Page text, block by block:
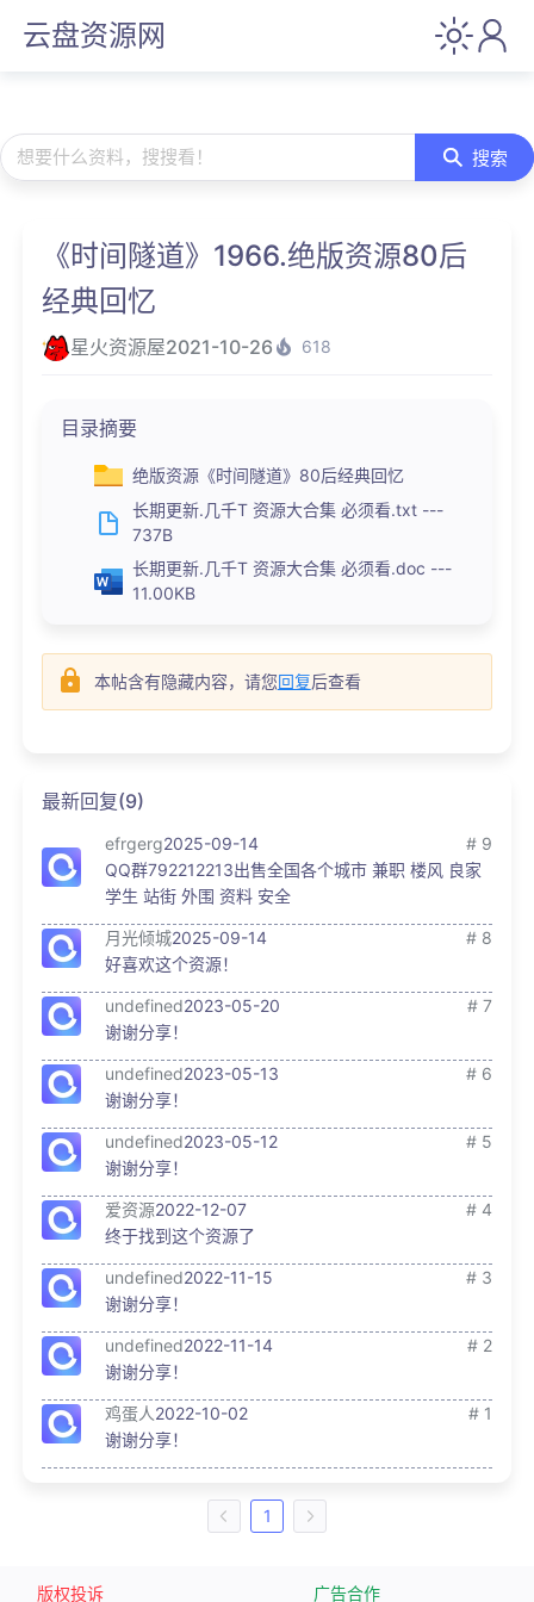
云盘资源网
想要什么资料，搜搜看！ 搜索
《时间隧道》1966.绝版资源80后
经典回忆
星火资源屋2021-10-26 618
目录摘要
绝版资源《时间隧道》80后经典回忆
长期更新.几千T 资源大合集 必须看.txt ---
737B
长期更新.几千T 资源大合集 必须看.doc ---
11.00KB
本帖含有隐藏内容，请您回复后查看
最新回复(9)
efrgerg2025-09-14
# 9
QQ群792212213出售全国各个城市 兼职 楼风 良家
学生 站街 外围 资料 安全
月光倾城2025-09-14
# 8
好喜欢这个资源！
undefined2023-05-20
# 7
谢谢分享！
undefined2023-05-13
# 6
谢谢分享！
undefined2023-05-12
# 5
谢谢分享！
爱资源2022-12-07
# 4
终于找到这个资源了
undefined2022-11-15
# 3
谢谢分享！
undefined2022-11-14
# 2
谢谢分享！
鸡蛋人2022-10-02
# 1
谢谢分享！
1
版权投诉 广告合作